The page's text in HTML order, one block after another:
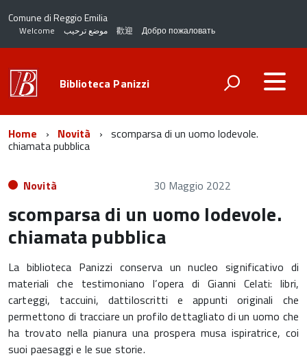
Comune di Reggio Emilia
Welcome موضع ترحيب 歡迎 Добро пожаловать
Biblioteca Panizzi
Home Novità scomparsa di un uomo lodevole.
chiamata pubblica
Novità 30 Maggio 2022
scomparsa di un uomo lodevole.
chiamata pubblica
La biblioteca Panizzi conserva un nucleo significativo di
materiali che testimoniano l’opera di Gianni Celati: libri,
carteggi, taccuini, dattiloscritti e appunti originali che
permettono di tracciare un profilo dettagliato di un uomo che
ha trovato nella pianura una prospera musa ispiratrice, coi
suoi paesaggi e le sue storie.